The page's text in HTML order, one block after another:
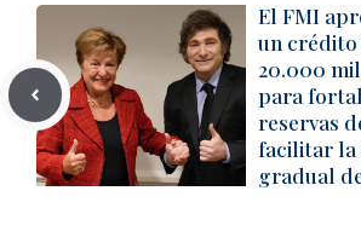
El FMI
un crédito
20.000
para
reservas
facilitar la
gradual